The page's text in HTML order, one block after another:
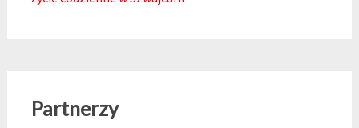
Partnerzy